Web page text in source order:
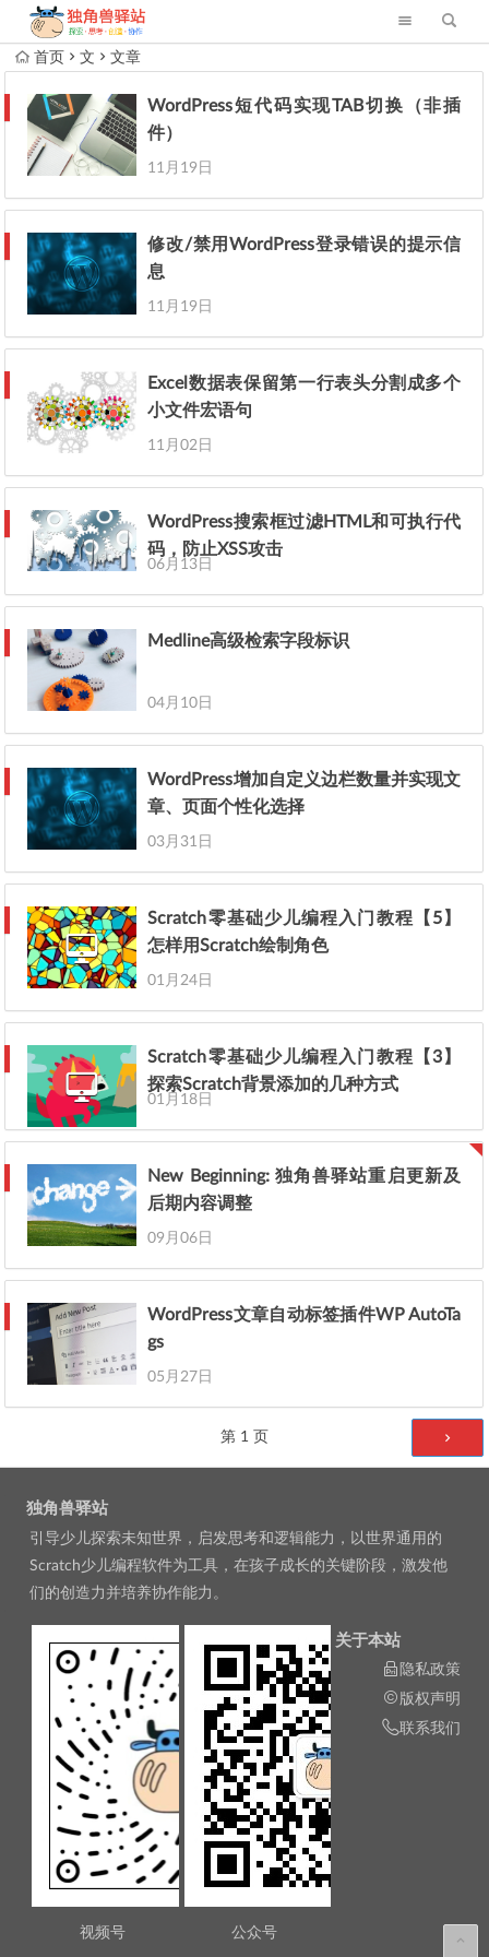
首页 文 文章
WordPress短代码实现TAB切换（非插
件）
11月19日
修改/禁用WordPress登录错误的提示信
息
11月19日
Excel数据表保留第一行表头分割成多个
小文件宏语句
11月02日
WordPress搜索框过滤HTML和可执行代
码，防止XSS攻击
06月13日
Medline高级检索字段标识
04月10日
WordPress增加自定义边栏数量并实现文
章、页面个性化选择
03月31日
Scratch零基础少儿编程入门教程【5】
怎样用Scratch绘制角色
01月24日
Scratch零基础少儿编程入门教程【3】
探索Scratch背景添加的几种方式
01月18日
New Beginning: 独角兽驿站重启更新及
后期内容调整
09月06日
WordPress文章自动标签插件WP AutoTa
gs
05月27日
第 1 页
独角兽驿站
引导少儿探索未知世界，启发思考和逻辑能力，以世界通用的
Scratch少儿编程软件为工具，在孩子成长的关键阶段，激发他
们的创造力并培养协作能力。
视频号 公众号
关于本站
隐私政策
版权声明
联系我们